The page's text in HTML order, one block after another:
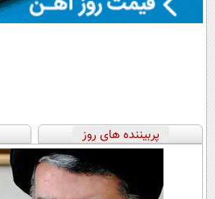
پربیننده های روز